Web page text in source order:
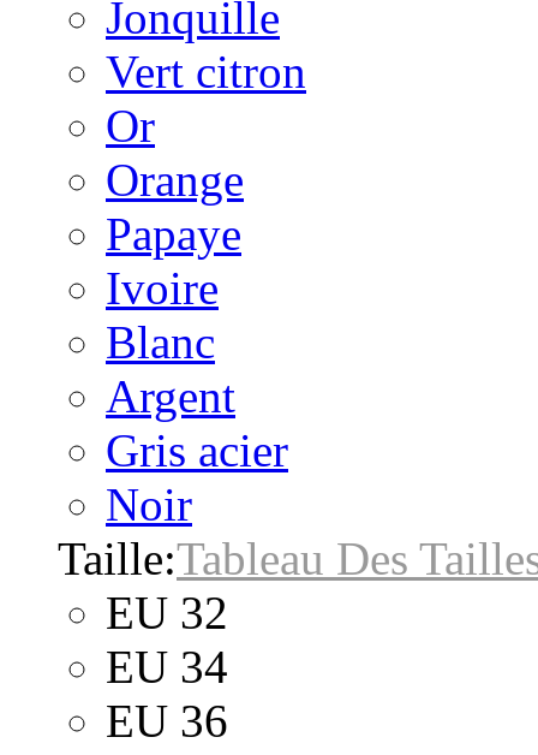
Jonquille
Vert citron
Or
Orange
Papaye
Ivoire
Blanc
Argent
Gris acier
Noir
Taille:Tableau Des
EU 32
EU 34
EU 36